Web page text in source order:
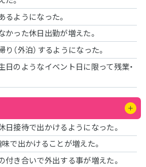
ようになった。
かった休日出勤が増えた。
（外泊）するようになった。
日のようなイベント日に限って残業・
日接待で出かけるようになった。
で出かけることが増えた。
付き合いで外出する事が増えた。